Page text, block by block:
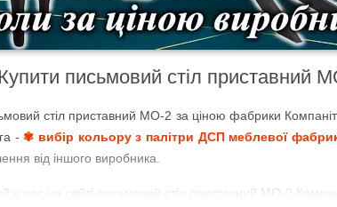
письмовий стіл приставний
стіл приставний МО-2 за ціною фабрики
- ✾ вибір кольору з палітри ДСП меблевої
від іншого виробника.
нас на сайті письмовий стіл приставний МО-2